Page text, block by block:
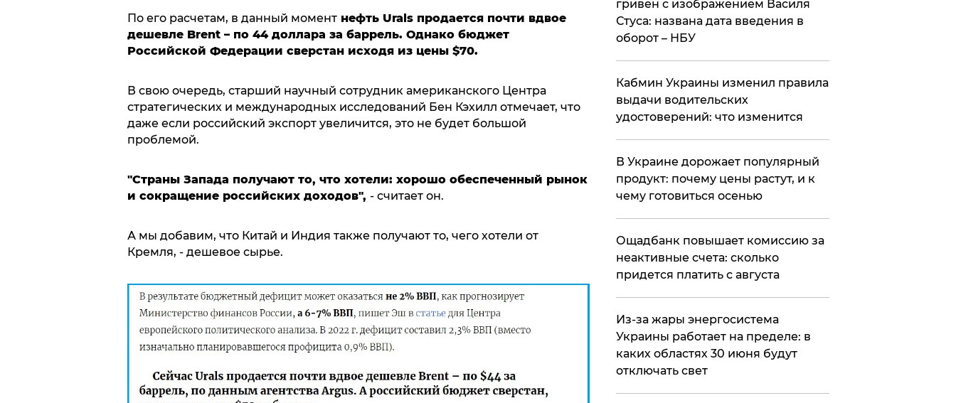
По его расчетам, в данный моментнефть Urals продается почти вдвое
дешевле Brent – по 44 доллара за баррель. Однако бюджет
Российской Федерации сверстан исходя из цены $70.
В свою очередь, старший научный сотрудник американского Центра
стратегических и международных исследований Бен Кэхилл отмечает, что
даже если российский экспорт увеличится, это не будет большой
проблемой.
"Страны Запада получают то, что хотели: хорошо обеспеченный рынок
и сокращение российских доходов", - считает он.
А мы добавим, что Китай и Индия также получают то, чего хотели от
Кремля, - дешевое сырье.
гривен с изображением Василя
Стуса: названа дата введения в
оборот – НБУ
Кабмин Украины изменил правила
выдачи водительских
удостоверений: что изменится
В Украине дорожает популярный
продукт: почему цены растут, и к
чему готовиться осенью
​Ощадбанк повышает комиссию за
неактивные счета: сколько
придется платить с августа
Из-за жары энергосистема
Украины работает на пределе: в
каких областях 30 июня будут
отключать свет